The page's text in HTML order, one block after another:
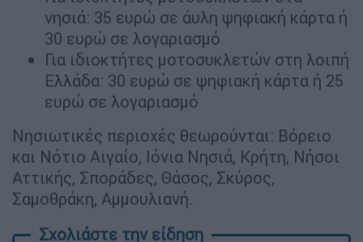
νησιά: 35 ευρώ σε άυλη ψηφιακή κάρτα ή
30 ευρώ σε λογαριασμό
Για ιδιοκτήτες μοτοσυκλετών στη λοιπή
Ελλάδα: 30 ευρώ σε ψηφιακή κάρτα ή 25
ευρώ σε λογαριασμό
Νησιωτικές περιοχές θεωρούνται: Βόρειο
και Νότιο Αιγαίο, Ιόνια Νησιά, Κρήτη, Νήσοι
Αττικής, Σποράδες, Θάσος, Σκύρος,
Σαμοθράκη, Αμμουλιανή.